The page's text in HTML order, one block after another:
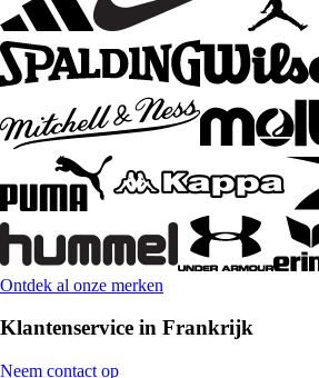
Ontdek al onze merken
Klantenservice in Frankrijk
Neem contact op